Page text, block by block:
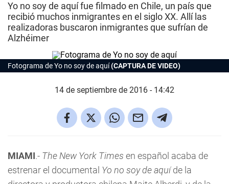
Yo no soy de aquí fue filmado en Chile, un país que
recibió muchos inmigrantes en el siglo XX. Allí las
realizadoras buscaron inmigrantes que sufrían de
Alzhéimer
Fotograma deYo no soy de aquí(CAPTURA DE VIDEO)
14 de septiembre de 2016 - 14:42
MIAMI.- The New York Times en español acaba de
estrenar el documental Yo no soy de aquíde la